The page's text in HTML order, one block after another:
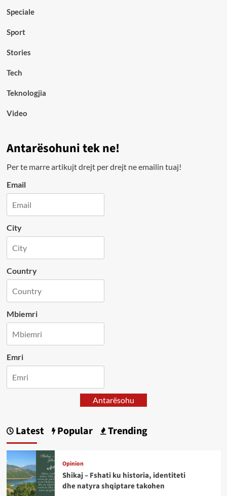
Speciale
Sport
Stories
Tech
Teknologjia
Video
Antarësohuni tek ne!
Per te marre artikujt drejt per drejt ne emailin tuaj!
Email
City
Country
Mbiemri
Emri
Antarësohu
Latest Popular Trending
Opinion
Shikaj – Fshati ku historia, identiteti
dhe natyra shqiptare takohen